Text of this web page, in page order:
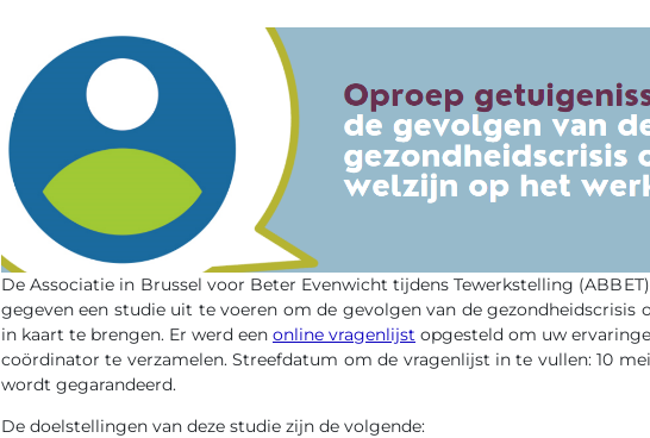
De Associatie in Brussel voor Beter Evenwicht tijdens Tewerkstelling
gegeven een studie uit te voeren om de gevolgen van de gezondheidscrisis
in kaart te brengen. Er werd een online vragenlijst opgesteld om uw
coördinator te verzamelen. Streefdatum om de vragenlijst in te vullen: 10
wordt gegarandeerd.
De doelstellingen van deze studie zijn de volgende: